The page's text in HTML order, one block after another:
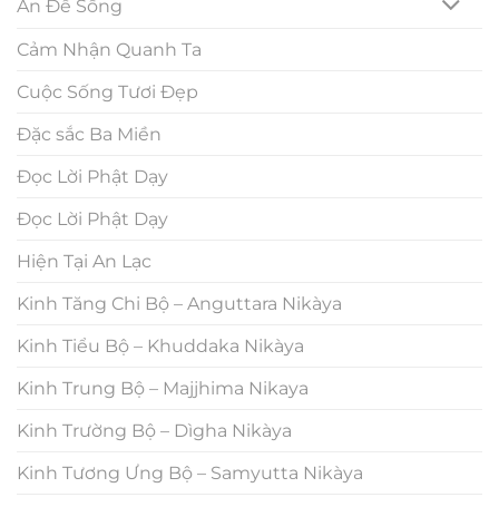
Ăn Để Sống
Cảm Nhận Quanh Ta
Cuộc Sống Tươi Đẹp
Đặc sắc Ba Miền
Đọc Lời Phật Dạy
Đọc Lời Phật Dạy
Hiện Tại An Lạc
Kinh Tăng Chi Bộ – Anguttara Nikàya
Kinh Tiểu Bộ – Khuddaka Nikàya
Kinh Trung Bộ – Majjhima Nikaya
Kinh Trường Bộ – Dìgha Nikàya
Kinh Tương Ưng Bộ – Samyutta Nikàya